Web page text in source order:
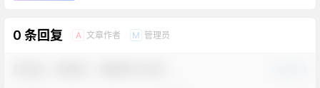
0 条回复 A 文章作者 M 管理员